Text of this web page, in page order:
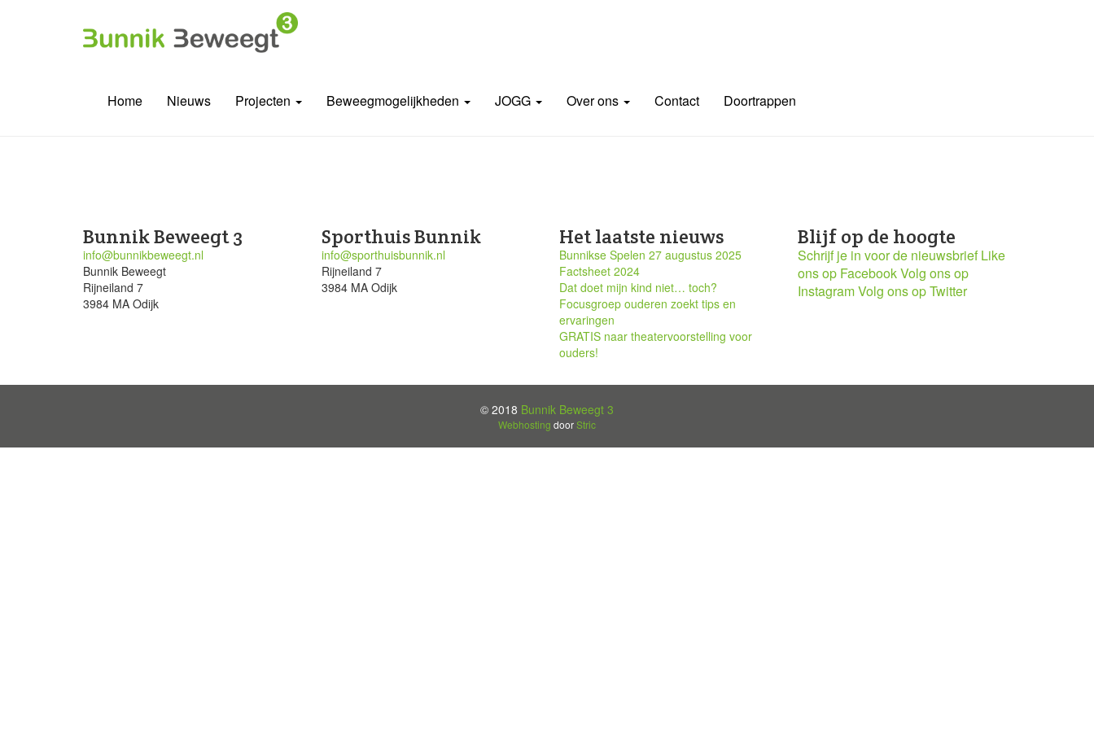
Home Nieuws Projecten Beweegmogelijkheden JOGG Over ons Contact Doortrappen
Bunnik Beweegt 3
info@bunnikbeweegt.nl
Bunnik Beweegt
Rijneiland 7
3984 MA Odijk
Sporthuis Bunnik
info@sporthuisbunnik.nl
Rijneiland 7
3984 MA Odijk
Het laatste nieuws
Bunnikse Spelen 27 augustus 2025
Factsheet 2024
Dat doet mijn kind niet… toch?
Focusgroep ouderen zoekt tips en
ervaringen
GRATIS naar theatervoorstelling voor
ouders!
Blijf op de hoogte
Schrijf je in voor de nieuwsbrief Like
ons op FacebookVolg ons op
InstagramVolg ons op Twitter
© 2018 Bunnik Beweegt 3
Webhosting doorStric